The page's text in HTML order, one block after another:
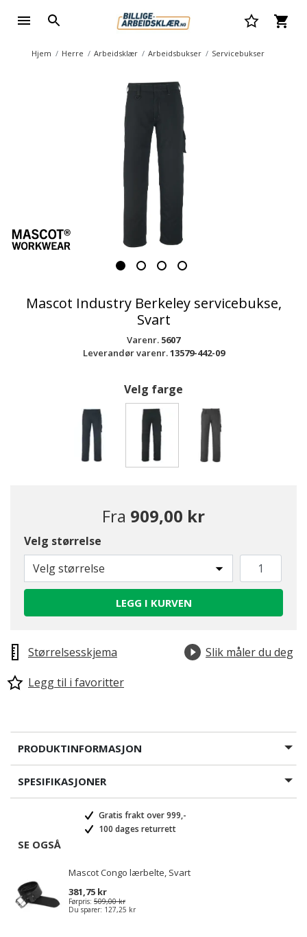
Hjem Herre Arbeidsklær Arbeidsbukser Servicebukser
Mascot Industry Berkeley servicebukse,
Svart
Varenr. 5607
Leverandør varenr.13579-442-09
Velg farge
Fra 909,00 kr
Velg størrelse
Velg størrelse
LEGG I KURVEN
Størrelsesskjema
Slik måler du deg
Legg til i favoritter
PRODUKTINFORMASJON
SPESIFIKASJONER
Gratis frakt over 999,-
100 dages returrett
SE OGSÅ
Mascot Congo lærbelte, Svart
381,75 kr
Førpris: 509,00 kr
Du sparer: 127,25 kr